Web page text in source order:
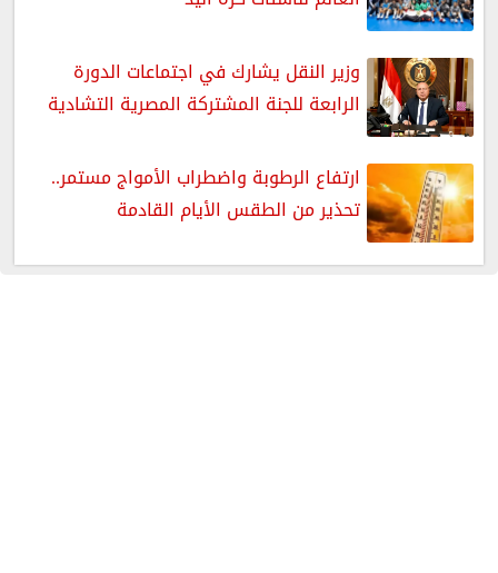
وزير النقل يشارك في اجتماعات الدورة
الرابعة للجنة المشتركة المصرية التشادية
ارتفاع الرطوبة واضطراب الأمواج مستمر..
تحذير من الطقس الأيام القادمة